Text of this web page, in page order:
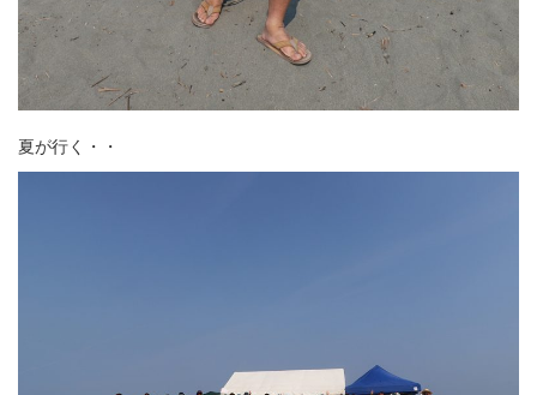
夏が行く・・